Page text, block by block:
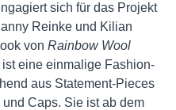
sich für das Projekt
Reinke und Kilian
von Rainbow Wool
eine einmalige Fashion-
aus Statement-Pieces
Caps. Sie ist ab dem